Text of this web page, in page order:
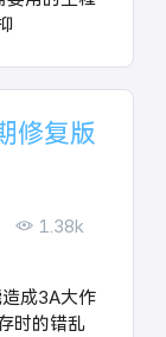
修复版
1.38k
成3A大作
时的错乱